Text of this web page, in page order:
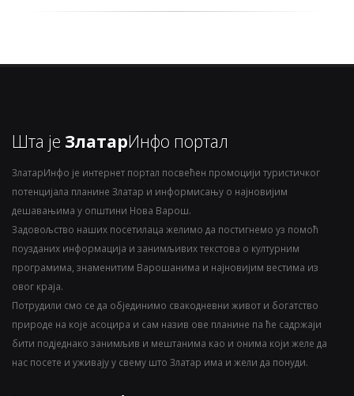
Шта је ЗлатарИнфо портал
ЗлатарИнфо је интернет портал посвећен промоцији туристичког
потенцијала планине Златар и информисању о најновијим
дешавањима у општини Нова Варош.
Задовољство наших посетилаца желимо да постигнемо уз помоћ
поузданих информација и занимљивих текстова о културним
програмима, знаменитим Варошанима и најновијим вестима из
овог краја.
Потрудили смо се да објединимо свакодневни живот и богатство
природе на које асоцира и сам назив ове планине па ће садржаји
бити подједнако занимљив и мештанима као и онима који желе да
нас посете и уживају у свему што Златар има и жели да понуди.